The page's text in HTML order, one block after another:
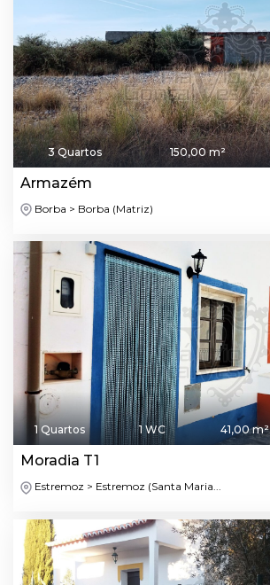
3 Quartos 150,00 m²
Armazém
Borba > Borba (Matriz)
1 Quartos 1 WC 41,00 m²
Moradia T1
Estremoz > Estremoz (Santa Maria...